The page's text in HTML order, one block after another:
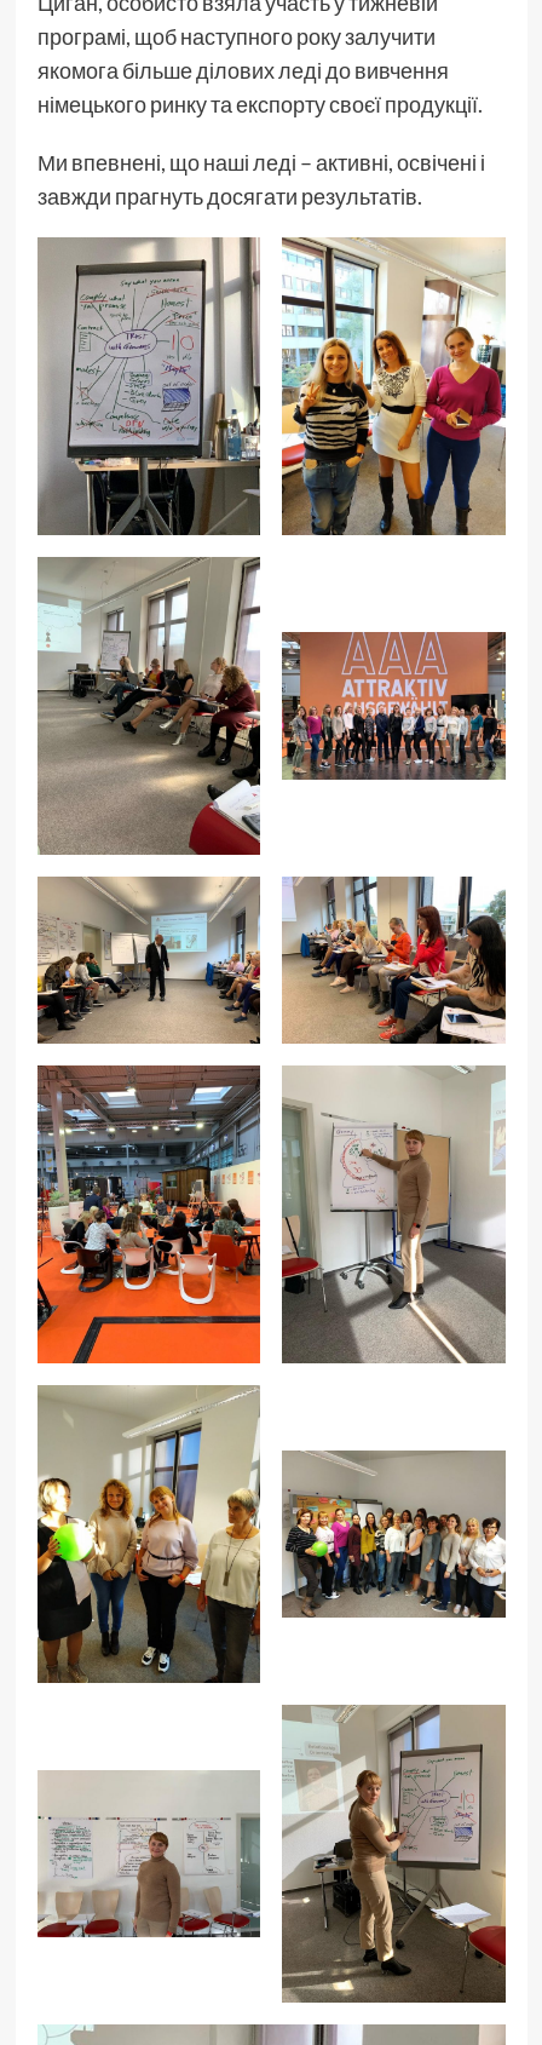
програмі, щоб наступного року залучити
якомога більше ділових леді до вивчення
німецького ринку та експорту своєї продукції.
Ми впевнені, що наші леді – активні, освічені і
завжди прагнуть досягати результатів.